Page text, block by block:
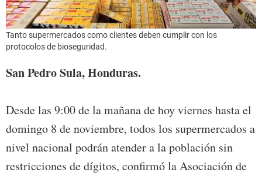
Tanto supermercados como clientes deben cumplir con los
protocolos de bioseguridad.
San Pedro Sula, Honduras.
Desde las 9:00 de la mañana de hoy viernes hasta el
domingo 8 de noviembre, todos los supermercados a
nivel nacional podrán atender a la población sin
restricciones de dígitos, confirmó la Asociación de